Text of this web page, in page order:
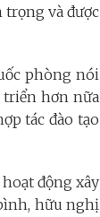
trọng và được
phòng nói
triển hơn nữa
tác đào tạo
động xây
hữu nghị